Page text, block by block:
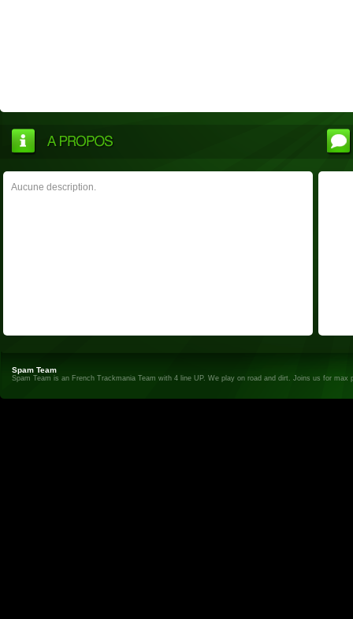
Aucune description.
Spam Team
Spam Team is an French Trackmania Team with 4 line UP. We play on road and dirt. Joins us for max